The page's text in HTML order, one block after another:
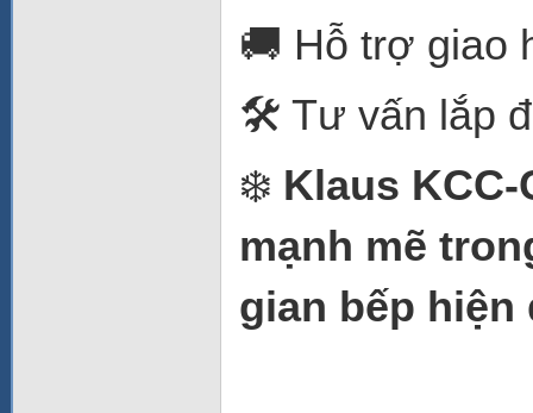
🚚 Hỗ trợ giao
🛠️ Tư vấn lắp
❄️ Klaus
mạnh mẽ
gian bếp hiện